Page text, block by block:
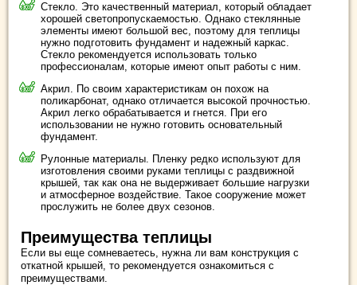
Стекло. Это качественный материал, который обладает
хорошей светопропускаемостью. Однако стеклянные
элементы имеют большой вес, поэтому для теплицы
нужно подготовить фундамент и надежный каркас.
Стекло рекомендуется использовать только
профессионалам, которые имеют опыт работы с ним.
Акрил. По своим характеристикам он похож на
поликарбонат, однако отличается высокой прочностью.
Акрил легко обрабатывается и гнется. При его
использовании не нужно готовить основательный
фундамент.
Рулонные материалы. Пленку редко используют для
изготовления своими руками теплицы с раздвижной
крышей, так как она не выдерживает большие нагрузки
и атмосферное воздействие. Такое сооружение может
прослужить не более двух сезонов.
Преимущества теплицы
Если вы еще сомневаетесь, нужна ли вам конструкция с
откатной крышей, то рекомендуется ознакомиться с
преимуществами.